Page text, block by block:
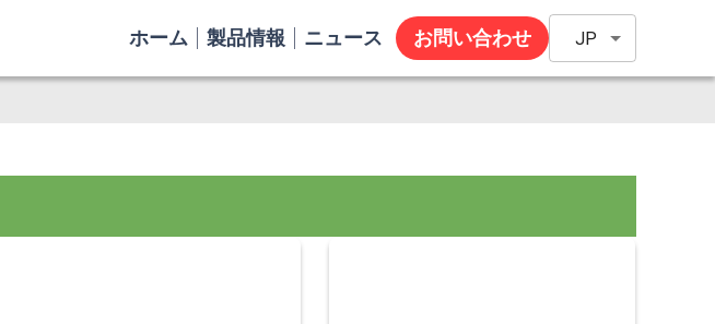
ホーム 製品情報 ニュース お問い合わせ JP